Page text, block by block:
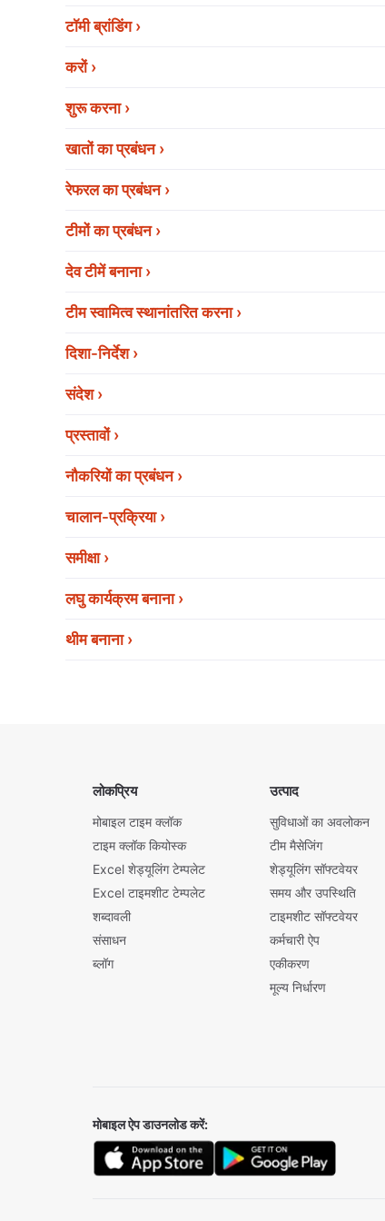
टॉमी ब्रांडिंग
करों
शुरू करना
खातों का प्रबंधन
रेफरल का प्रबंधन
टीमों का प्रबंधन
देव टीमें बनाना
टीम स्वामित्व स्थानांतरित करना
दिशा-निर्देश
संदेश
प्रस्तावों
नौकरियों का प्रबंधन
चालान-प्रक्रिया
समीक्षा
लघु कार्यक्रम बनाना
थीम बनाना
लोकप्रिय
मोबाइल टाइम क्लॉक
टाइम क्लॉक कियोस्क
Excel शेड्यूलिंग टेम्पलेट
Excel टाइमशीट टेम्पलेट
शब्दावली
संसाधन
ब्लॉग
उत्पाद
सुविधाओं का अवलोकन
टीम मैसेजिंग
शेड्यूलिंग सॉफ्टवेयर
समय और उपस्थिति
टाइमशीट सॉफ्टवेयर
कर्मचारी ऐप
एकीकरण
मूल्य निर्धारण
मोबाइल ऐप डाउनलोड करें: